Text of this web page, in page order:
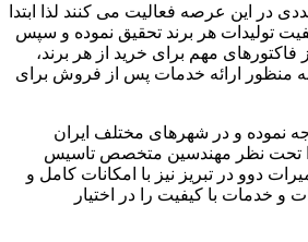
در این عرصه فعالیت می کنند لذا ابتدا
تولیدات هر برند تحقیق نموده و سپس
فاکتورهای مهم برای خرید از هر برند،
به منظور ارائه خدمات پس از فروش برای
نموده و در شهرهای مختلف ایران
را تحت نظر مهندسین متخصص تاسیس
دوو در تبریز نیز با امکانات کامل و
و خدمات با کیفیت را در اختیار